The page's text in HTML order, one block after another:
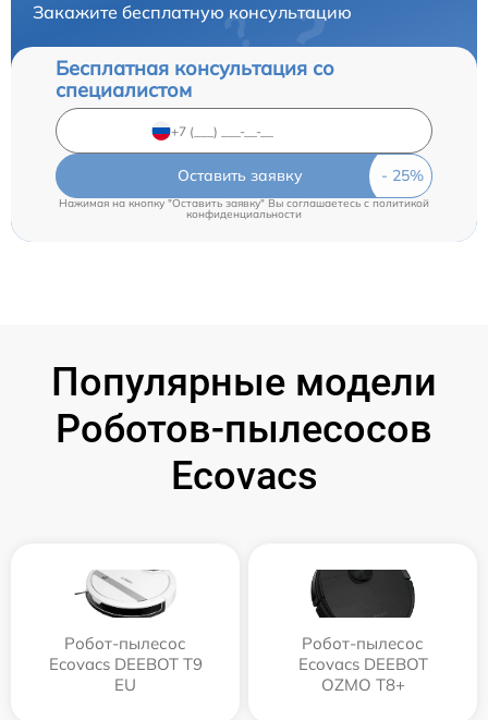
Закажите бесплатную консультацию
Бесплатная консультация со
специалистом
Оставить заявку
Нажимая на кнопку "Оставить заявку" Вы соглашаетесь c политикой
конфиденциальности
Популярные модели
Роботов-пылесосов
Ecovacs
Робот-пылесос
Ecovacs DEEBOT T9
EU
Робот-пылесос
Ecovacs DEEBOT
OZMO T8+